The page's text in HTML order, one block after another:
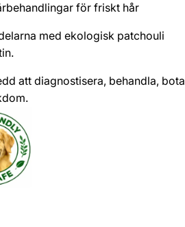
för friskt hår
med ekologisk patchouli
att diagnostisera, behandla, bota